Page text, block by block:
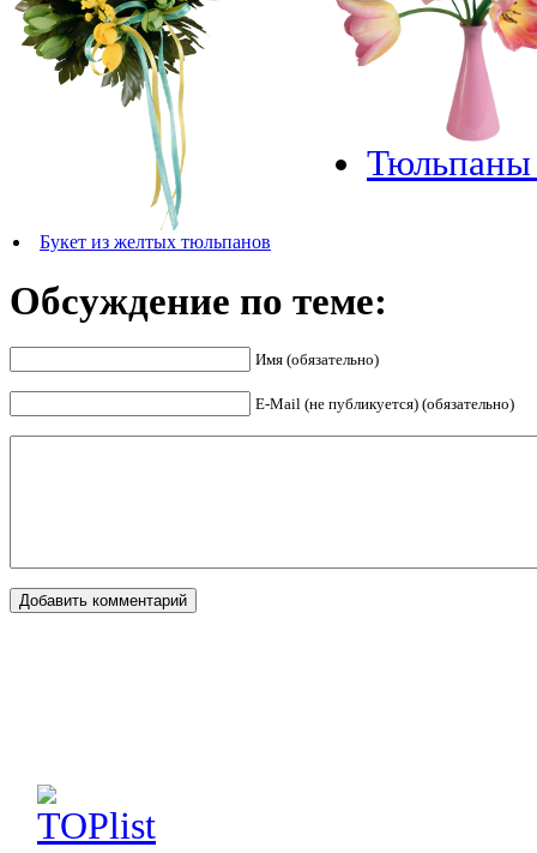
Букет из желтых тюльпанов
Тюльпаны
Обсуждение по теме:
Имя (обязательно)
E-Mail (не публикуется) (обязательно)